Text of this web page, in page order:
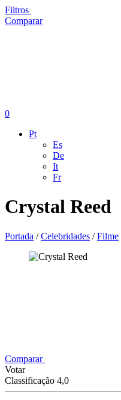
Filtros
Comparar
0
Pt
Es
De
It
Fr
Crystal Reed
Portada /Celebridades /Filme
Comparar
Votar
Classificação 4,0